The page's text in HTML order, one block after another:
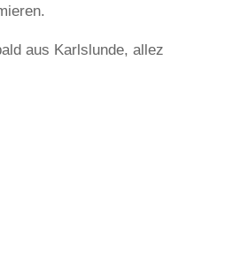
aus Karlslunde, allez